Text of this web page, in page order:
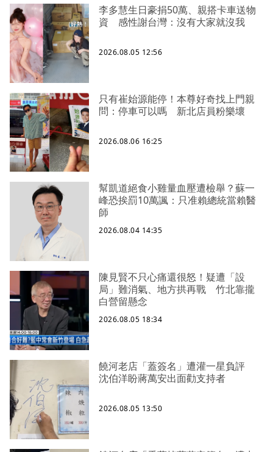
李多慧生日豪捐50萬、親搭卡車送物
資 感性謝台灣：沒有大家就沒我
2026.08.05 12:56
只有崔始源能停！本尊好奇找上門親
問：停車可以嗎 新北店員粉樂壞
2026.08.06 16:25
幫凱道絕食小雞量血壓遭檢舉？蘇一
峰恐挨罰10萬諷：只准賴總統當賴醫
師
2026.08.04 14:35
陳見賢不只心痛還很怒！疑遭「設
局」難消氣、地方拱再戰 竹北靠攏
白營留懸念
2026.08.05 18:34
饒河老店「蓋簽名」遭灌一星負評
沈伯洋盼蔣萬安出面勸支持者
2026.08.05 13:50